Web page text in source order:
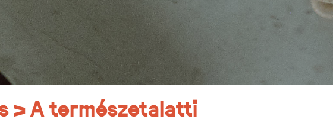
> A természetalatti